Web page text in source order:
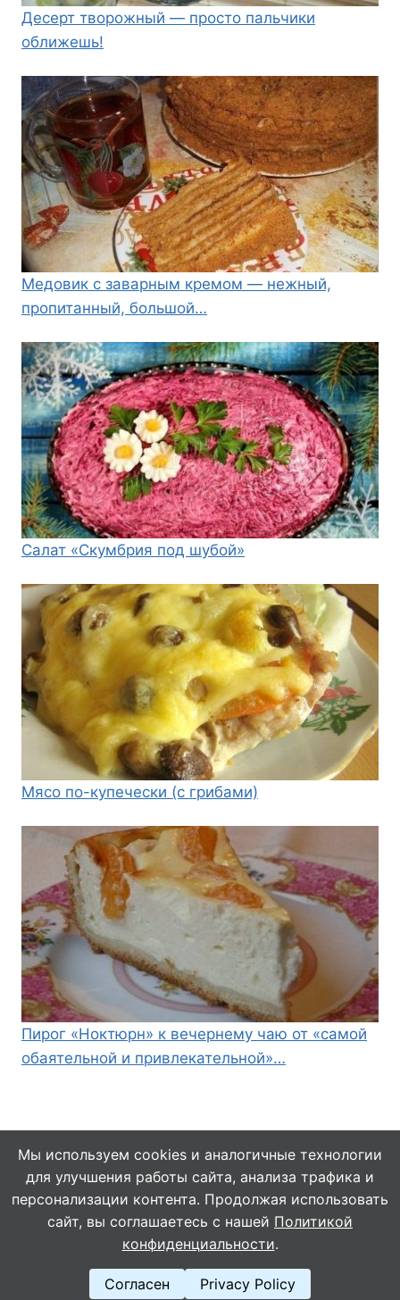
Десерт творожный — просто пальчики
оближешь!
Медовик с заварным кремом — нежный,
пропитанный, большой…
Салат «Скумбрия под шубой»
Мясо по-купечески (с грибами)
Пирог «Ноктюрн» к вечернему чаю от «самой
обаятельной и привлекательной»…
© 2026 Кулинарушка - Вкусные Рецепты
Мы используем cookies и аналогичные технологии
для улучшения работы сайта, анализа трафика и
персонализации контента. Продолжая использовать
сайт, вы соглашаетесь с нашей Политикой
конфиденциальности.
Согласен Privacy Policy